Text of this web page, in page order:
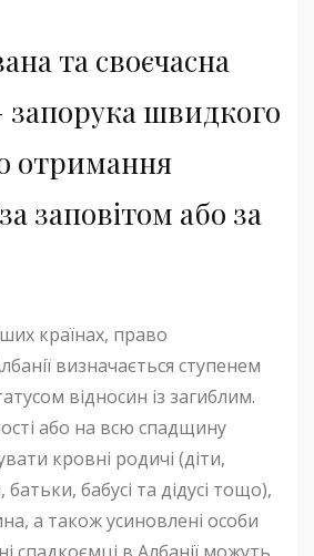
та своєчасна
запорука швидкого
отримання
заповітом або за
країнах, право
визначається ступенем
відносин із загиблим.
або на всю спадщину
кровні родичі (діти,
бабусі та дідусі тощо),
а також усиновлені особи